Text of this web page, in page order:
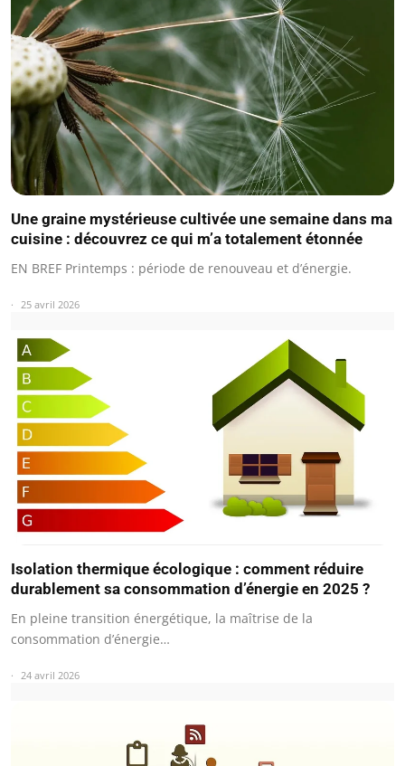
Une graine mystérieuse cultivée une semaine dans ma
cuisine : découvrez ce qui m’a totalement étonnée
EN BREF Printemps : période de renouveau et d’énergie.
25 avril 2026
Isolation thermique écologique : comment réduire
durablement sa consommation d’énergie en 2025 ?
En pleine transition énergétique, la maîtrise de la
consommation d’énergie…
24 avril 2026